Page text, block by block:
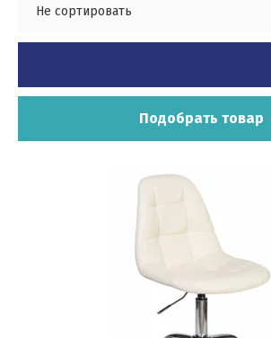
Не сортировать
Подобрать товар